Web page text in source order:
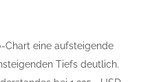
Chart eine aufsteigende
Tiefs deutlich.